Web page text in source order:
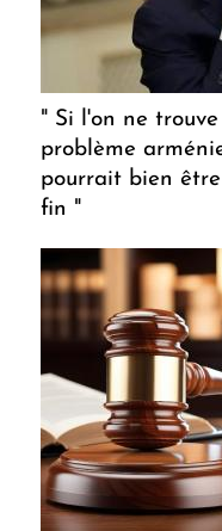
" Si l'on ne
problème
pourrait bien
fin "